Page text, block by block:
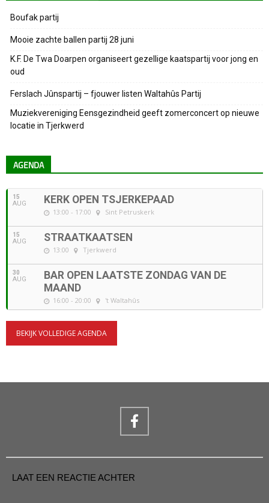
Boufak partij
Mooie zachte ballen partij 28 juni
K.F. De Twa Doarpen organiseert gezellige kaatspartij voor jong en
oud
Ferslach Jûnspartij – fjouwer listen Waltahûs Partij
Muziekvereniging Eensgezindheid geeft zomerconcert op nieuwe
locatie in Tjerkwerd
AGENDA
15
AUG KERK OPEN TSJERKEPAAD
13:00 - 17:00 Sint Petruskerk
15
AUG STRAATKAATSEN
13:00 Tjerkwerd
30
AUG
BAR OPEN LAATSTE ZONDAG VAN DE
MAAND
16:00 - 20:00 't Waltahûs
BEKIJK VOLLEDIGE AGENDA
LAAT EEN REACTIE ACHTER